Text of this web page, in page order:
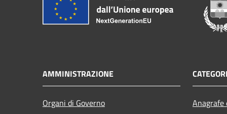
AMMINISTRAZIONE
Organi di Governo